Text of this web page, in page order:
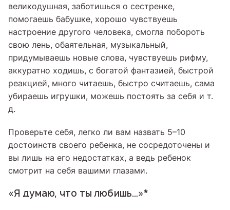
великодушная, заботишься о сестренке,
помогаешь бабушке, хорошо чувствуешь
настроение другого человека, смогла побороть
свою лень, обаятельная, музыкальный,
придумываешь новые слова, чувствуешь рифму,
аккуратно ходишь, с богатой фантазией, быстрой
реакцией, много читаешь, быстро считаешь, сама
убираешь игрушки, можешь постоять за себя и т.
д.
Проверьте себя, легко ли вам назвать 5–10
достоинств своего ребенка, не сосредоточены и
вы лишь на его недостатках, а ведь ребенок
смотрит на себя вашими глазами.
«Я думаю, что ты любишь…»*